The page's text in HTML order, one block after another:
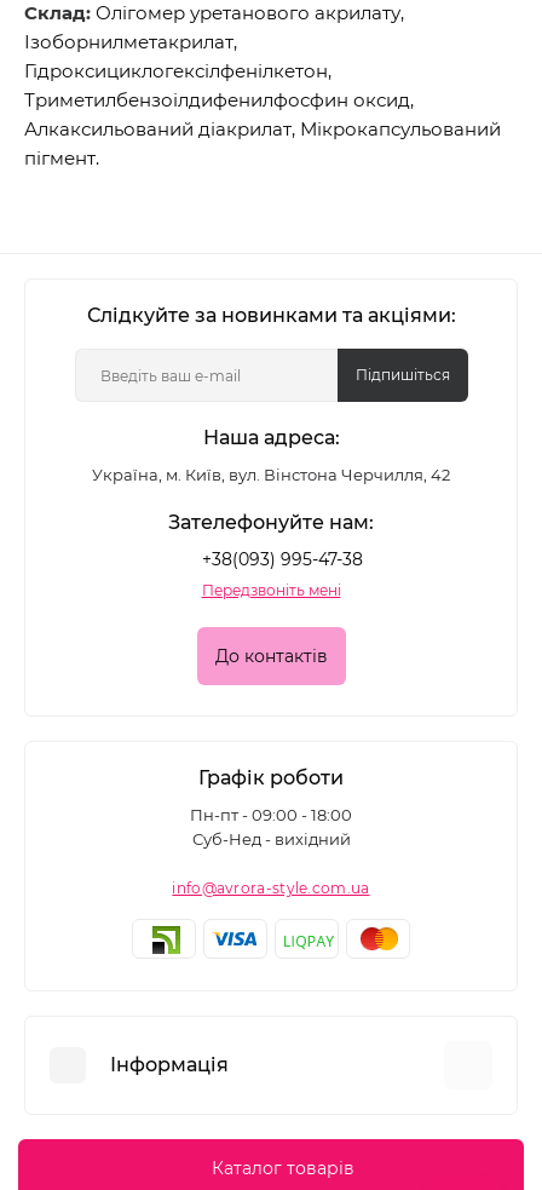
Склад: Олігомер уретанового акрилату,
Ізоборнилметакрилат,
Гідроксициклогексілфенілкетон,
Триметилбензоілдифенилфосфин оксид,
Алкаксильований діакрилат, Мікрокапсульований
пігмент.
Слідкуйте за новинками та акціями:
Підпишіться
Наша адреса:
Україна, м. Київ, вул. Вінстона Черчилля, 42
Зателефонуйте нам:
+38(093) 995-47-38
Передзвоніть мені
До контактів
Графік роботи
Пн-пт - 09:00 - 18:00
Суб-Нед - вихідний
info@avrora-style.com.ua
Інформація
Угода користувачаКаталог товарів